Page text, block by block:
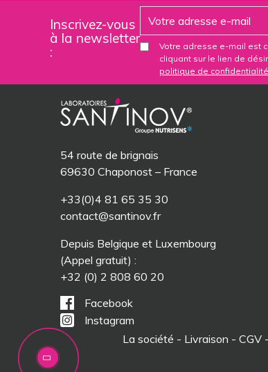
Inscrivez-vous
à la newsletter
:
Votre adresse e-mail est
cliquant sur le lien de
politique de confidentialité
54 route de brignais
69630 Chaponost – France
+33(0)4 81 65 35 30
contact@santinov.fr
Depuis Belgique et Luxembourg
(Appel gratuit) :
+32 (0) 2 808 60 20
Facebook
Instagram
La société - Livraison - CGV -